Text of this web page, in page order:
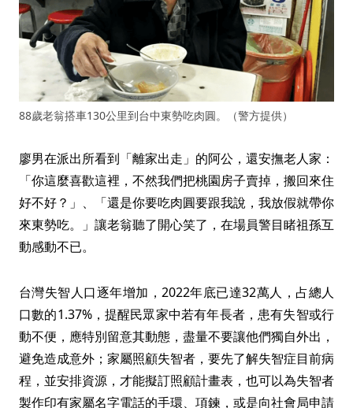
88歲老翁搭車130公里到台中東勢吃肉圓。（警方提供）
廖男在派出所看到「離家出走」的阿公，還安撫老人家：
「你這麼喜歡這裡，不然我們把桃園房子賣掉，搬回來住
好不好？」、「還是你要吃肉圓要跟我說，我放假就帶你
來東勢吃。」讓老翁聽了開心笑了，在場員警目睹祖孫互
動感動不已。
台灣失智人口逐年增加，2022年底已達32萬人，占總人
口數的1.37%，提醒民眾家中若有年長者，患有失智或行
動不便，應特別留意其動態，盡量不要讓他們獨自外出，
避免造成意外；家屬照顧失智者，要先了解失智症目前病
程，並安排資源，才能擬訂照顧計畫表，也可以為失智者
製作印有家屬名字電話的手環、項鍊，或是向社會局申請